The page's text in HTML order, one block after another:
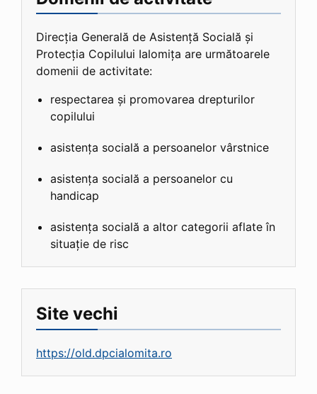
Direcția Generală de Asistență Socială și
Protecția Copilului Ialomița are următoarele
domenii de activitate:
respectarea și promovarea drepturilor
copilului
asistența socială a persoanelor vârstnice
asistența socială a persoanelor cu
handicap
asistența socială a altor categorii aflate în
situație de risc
Site vechi
https://old.dpcialomita.ro